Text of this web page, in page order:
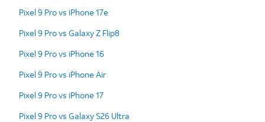
Pixel 9 Pro vs iPhone 17e
Pixel 9 Pro vs Galaxy Z Flip8
Pixel 9 Pro vs iPhone 16
Pixel 9 Pro vs iPhone Air
Pixel 9 Pro vs iPhone 17
Pixel 9 Pro vs Galaxy S26 Ultra